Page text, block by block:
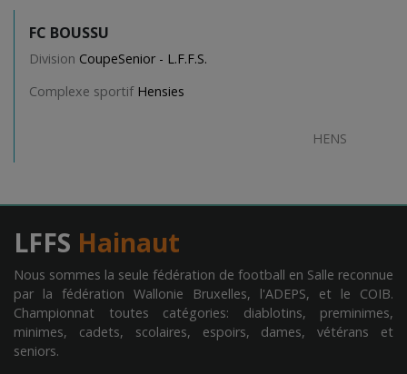
FC BOUSSU
Division CoupeSenior - L.F.F.S.
Complexe sportif Hensies
HENS
LFFS Hainaut
Nous sommes la seule fédération de football en Salle reconnue
par la fédération Wallonie Bruxelles, l'ADEPS, et le COIB.
Championnat toutes catégories: diablotins, preminimes,
minimes, cadets, scolaires, espoirs, dames, vétérans et
seniors.